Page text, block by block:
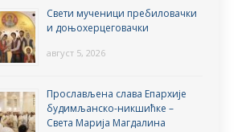
Свети мученици пребиловачки
и доњохерцеговачки
август 5, 2026
Прослављена слава Епархије
будимљанско-никшићке –
Света Марија Магдалина